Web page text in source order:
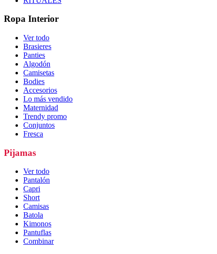
Ropa Interior
Ver todo
Brasieres
Panties
Algodón
Camisetas
Bodies
Accesorios
Lo más vendido
Maternidad
Trendy promo
Conjuntos
Fresca
Pijamas
Ver todo
Pantalón
Capri
Short
Camisas
Batola
Kimonos
Pantuflas
Combinar